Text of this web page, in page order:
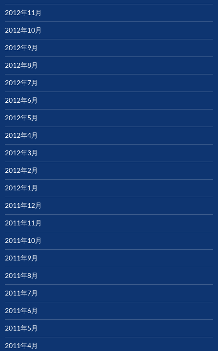
2012年11月
2012年10月
2012年9月
2012年8月
2012年7月
2012年6月
2012年5月
2012年4月
2012年3月
2012年2月
2012年1月
2011年12月
2011年11月
2011年10月
2011年9月
2011年8月
2011年7月
2011年6月
2011年5月
2011年4月